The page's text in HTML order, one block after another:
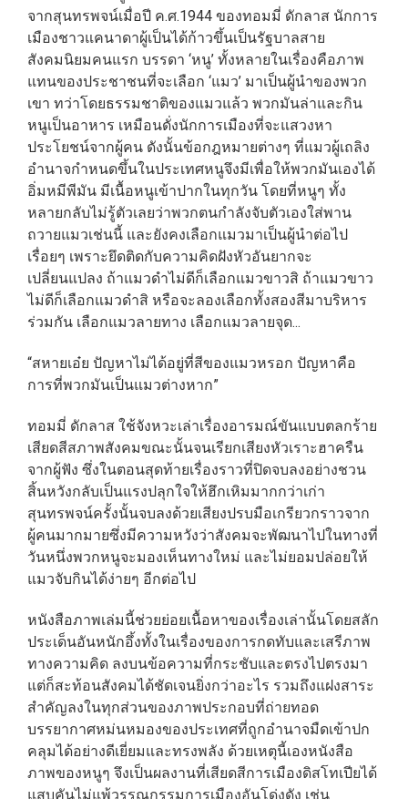
จากสุนทรพจน์เมื่อปี ค.ศ.1944 ของทอมมี่ ดักลาส นักการ
เมืองชาวแคนาดาผู้เป็นได้ก้าวขึ้นเป็นรัฐบาลสาย
สังคมนิยมคนแรก บรรดา ‘หนู’ ทั้งหลายในเรื่องคือภาพ
แทนของประชาชนที่จะเลือก ‘แมว’ มาเป็นผู้นำของพวก
เขา ทว่าโดยธรรมชาติของแมวแล้ว พวกมันล่าและกิน
หนูเป็นอาหาร เหมือนดั่งนักการเมืองที่จะแสวงหา
ประโยชน์จากผู้คน ดังนั้นข้อกฎหมายต่างๆ ที่แมวผู้เถลิง
อำนาจกำหนดขึ้นในประเทศหนูจึงมีเพื่อให้พวกมันเองได้
อิ่มหมีพีมัน มีเนื้อหนูเข้าปากในทุกวัน โดยที่หนูๆ ทั้ง
หลายกลับไม่รู้ตัวเลยว่าพวกตนกำลังจับตัวเองใส่พาน
ถวายแมวเช่นนี้ และยังคงเลือกแมวมาเป็นผู้นำต่อไป
เรื่อยๆ เพราะยึดติดกับความคิดฝังหัวอันยากจะ
เปลี่ยนแปลง ถ้าแมวดำไม่ดีก็เลือกแมวขาวสิ ถ้าแมวขาว
ไม่ดีก็เลือกแมวดำสิ หรือจะลองเลือกทั้งสองสีมาบริหาร
ร่วมกัน เลือกแมวลายทาง เลือกแมวลายจุด...
“สหายเอ๋ย ปัญหาไม่ได้อยู่ที่สีของแมวหรอก ปัญหาคือ
การที่พวกมันเป็นแมวต่างหาก”
ทอมมี่ ดักลาส ใช้จังหวะเล่าเรื่องอารมณ์ขันแบบตลกร้าย
เสียดสีสภาพสังคมขณะนั้นจนเรียกเสียงหัวเราะฮาครืน
จากผู้ฟัง ซึ่งในตอนสุดท้ายเรื่องราวที่ปิดจบลงอย่างชวน
สิ้นหวังกลับเป็นแรงปลุกใจให้ฮึกเหิมมากกว่าเก่า
สุนทรพจน์ครั้งนั้นจบลงด้วยเสียงปรบมือเกรียวกราวจาก
ผู้คนมากมายซึ่งมีความหวังว่าสังคมจะพัฒนาไปในทางที่
วันหนึ่งพวกหนูจะมองเห็นทางใหม่ และไม่ยอมปล่อยให้
แมวจับกินได้ง่ายๆ อีกต่อไป
หนังสือภาพเล่มนี้ช่วยย่อยเนื้อหาของเรื่องเล่านั้นโดยสลัก
ประเด็นอันหนักอึ้งทั้งในเรื่องของการกดทับและเสรีภาพ
ทางความคิด ลงบนข้อความที่กระชับและตรงไปตรงมา
แต่ก็สะท้อนสังคมได้ชัดเจนยิ่งกว่าอะไร รวมถึงแฝงสาระ
สำคัญลงในทุกส่วนของภาพประกอบที่ถ่ายทอด
บรรยากาศหม่นหมองของประเทศที่ถูกอำนาจมืดเข้าปก
คลุมได้อย่างดีเยี่ยมและทรงพลัง ด้วยเหตุนี้เองหนังสือ
ภาพของหนูๆ จึงเป็นผลงานที่เสียดสีการเมืองดิสโทเปียได้
แสบคันไม่แพ้วรรณกรรมการเมืองอันโด่งดัง เช่น